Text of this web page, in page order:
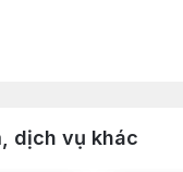
dịch vụ khác